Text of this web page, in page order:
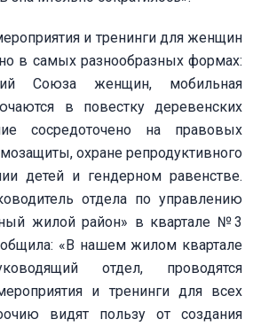
и тренинги для женщин
в самых разнообразных формах:
Союза женщин, мобильная
в повестку деревенских
сосредоточено на правовых
охране репродуктивного
детей и гендерном равенстве.
отдела по управлению
жилой район» в квартале №3
«В нашем жилом квартале
отдел, проводятся
и тренинги для всех
видят пользу от создания